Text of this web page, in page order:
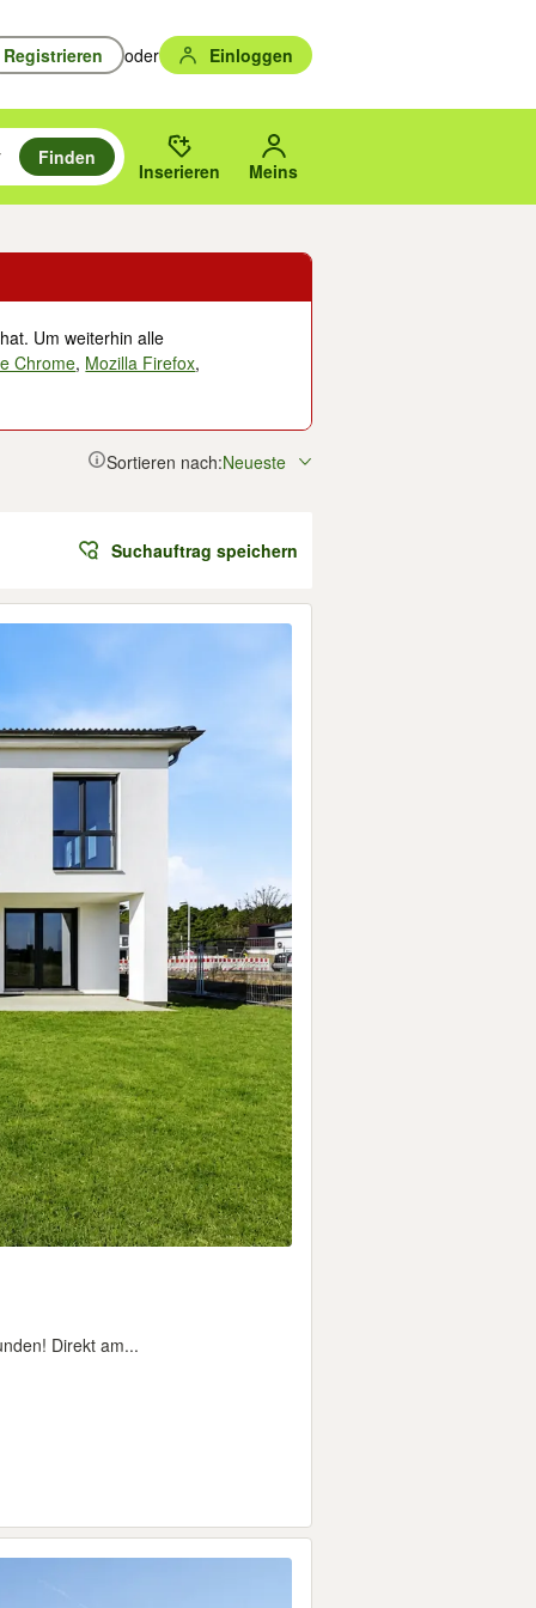
Registrieren oder Einloggen
und mit Eingabetaste auswählen.
zu suchen, oder Vorschläge mit den Pfeiltasten nach oben/
gewählten Orts oder PLZ.
Finden
Inserieren Meins
Um weiterhin alle
Chrome, Mozilla Firefox,
Sortieren nach:Neueste
Suchauftrag speichern
Direkt am...